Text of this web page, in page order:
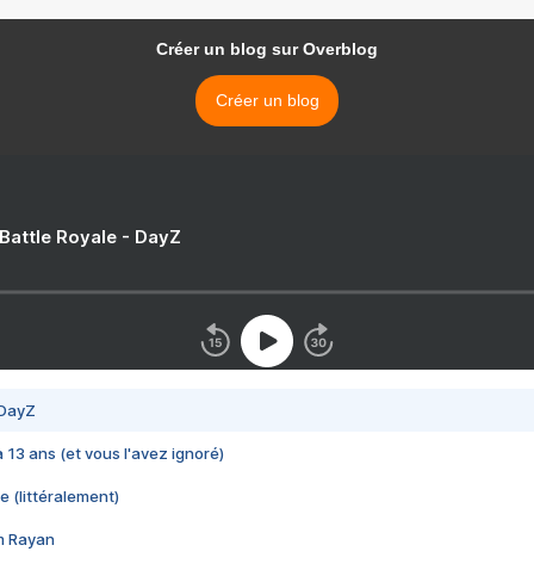
Créer un blog sur Overblog
Créer un blog
Royale - DayZ
13 ans (et vous l'avez ignoré)
(littéralement)
Rayan